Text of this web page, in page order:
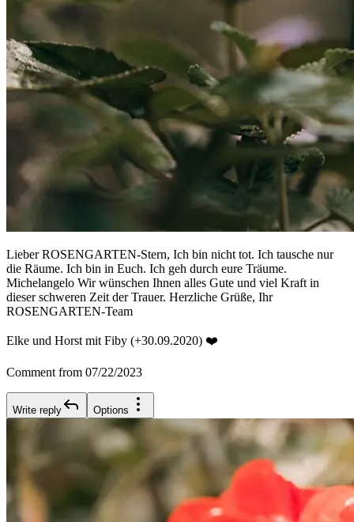
Lieber ROSENGARTEN-Stern, Ich bin nicht tot. Ich tausche nur
die Räume. Ich bin in Euch. Ich geh durch eure Träume.
Michelangelo Wir wünschen Ihnen alles Gute und viel Kraft in
dieser schweren Zeit der Trauer. Herzliche Grüße, Ihr
ROSENGARTEN-Team
Elke und Horst mit Fiby (+30.09.2020) ❤️
Comment from 07/22/2023
Write reply Options